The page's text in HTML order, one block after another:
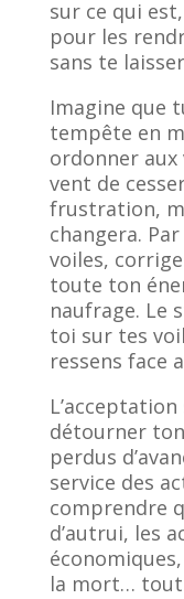
sur ce qui
pour les
sans te
Imagine que
tempête en
ordonner aux
vent de
frustration,
changera.
voiles,
toute ton
naufrage. Le
toi sur tes
ressens face
détourner
perdus
service des
comprendre
d’autrui, les
la mort… tout